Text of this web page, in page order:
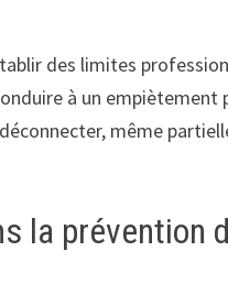
des limites
à un empiètement
même
la prévention